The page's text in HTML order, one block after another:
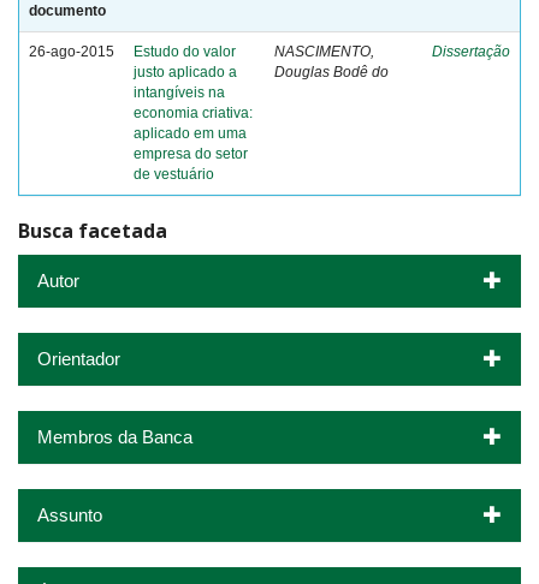
documento
26-ago-2015
Estudo do valor
justo aplicado a
intangíveis na
economia criativa:
aplicado em uma
empresa do setor
de vestuário
NASCIMENTO,
Douglas Bodê do
Dissertação
Busca facetada
Autor
Orientador
Membros da Banca
Assunto